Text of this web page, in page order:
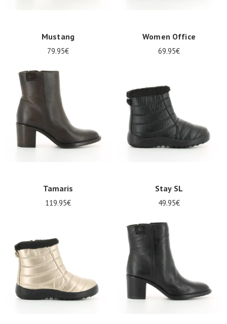
Mustang
79.95€
Women Office
69.95€
Tamaris
119.95€
Stay SL
49.95€